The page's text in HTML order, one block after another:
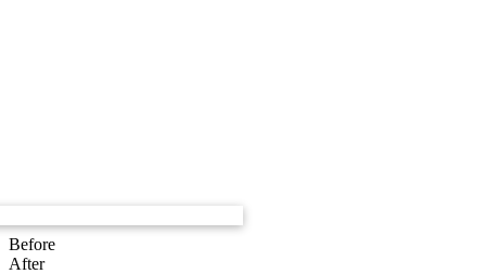
Before
After